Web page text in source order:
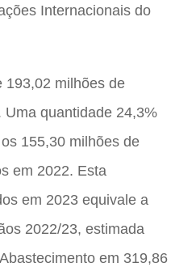
Internacionais do
193,02 milhões de
Uma quantidade 24,3%
155,30 milhões de
em 2022. Esta
em 2023 equivale a
2022/23, estimada
em 319,86